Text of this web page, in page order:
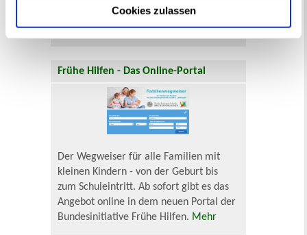
Cookies zulassen
Eingewöhnung für unter Dreijährige
finden Siehier.
Frühe Hilfen - Das Online-Portal
Der Wegweiser für alle Familien mit
kleinen Kindern - von der Geburt bis
zum Schuleintritt. Ab sofort gibt es das
Angebot online in dem neuen Portal der
Bundesinitiative Frühe Hilfen. Mehr